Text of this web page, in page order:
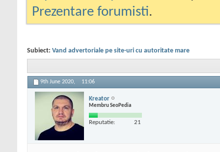
Prezentare forumisti.
Subiect: Vand advertoriale pe site-uri cu autoritate mare
9th June 2020, 11:06
Kreator
Membru SeoPedia
Reputatie: 21